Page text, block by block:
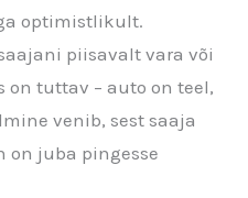
optimistlikult.
piisavalt vara või
on tuttav – auto on teel,
venib, sest saaja
on juba pingesse